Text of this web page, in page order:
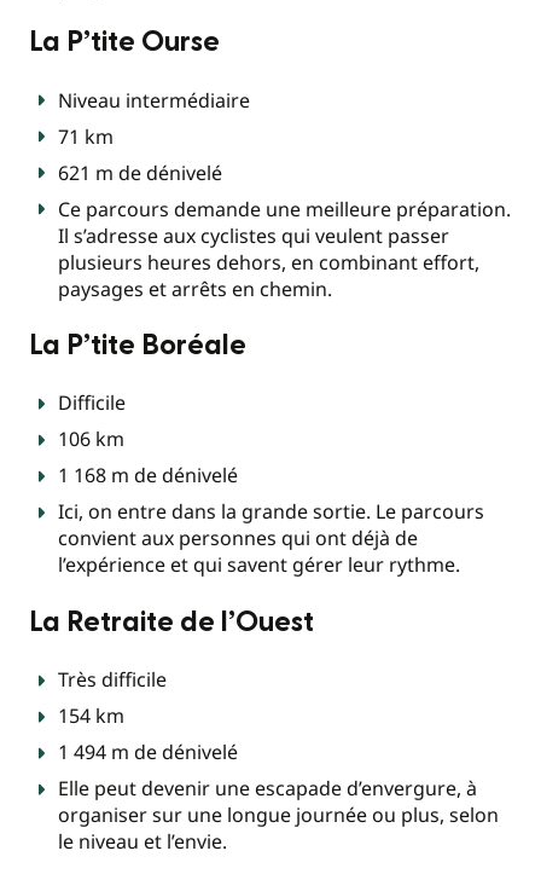
La P’tite Ourse
Niveau intermédiaire
71 km
621 m de dénivelé
Ce parcours demande une meilleure préparation.
Il s’adresse aux cyclistes qui veulent passer
plusieurs heures dehors, en combinant effort,
paysages et arrêts en chemin.
La P’tite Boréale
Difficile
106 km
1 168 m de dénivelé
Ici, on entre dans la grande sortie. Le parcours
convient aux personnes qui ont déjà de
l’expérience et qui savent gérer leur rythme.
La Retraite de l’Ouest
Très difficile
154 km
1 494 m de dénivelé
Elle peut devenir une escapade d’envergure, à
organiser sur une longue journée ou plus, selon
le niveau et l’envie.